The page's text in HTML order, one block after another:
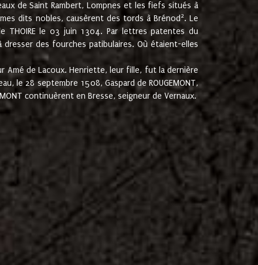
de Saint Rambert, Lompnes et les fiefs situés à
dits nobles, causèrent des tords à Brénod 2. Le
THOIRE le 03 juin 1304. Par lettres patentes du
dresser des fourches patibulaires. Où étaient-elles
Amé de Lacoux. Henriette, leur fille, fut la dernière
le 28 septembre 1508, Gaspard de ROUGEMONT,
continuèrent en Bresse, seigneur de Vernaux.